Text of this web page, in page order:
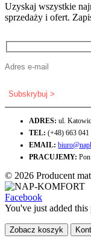
Uzyskaj wszystkie
sprzedaży i ofert.
ADRES: ul.
TEL: (+48) 663 041
EMAIL:
PRACUJEMY:
© 2026 Producent
Facebook
You've just added this
Zobacz koszyk